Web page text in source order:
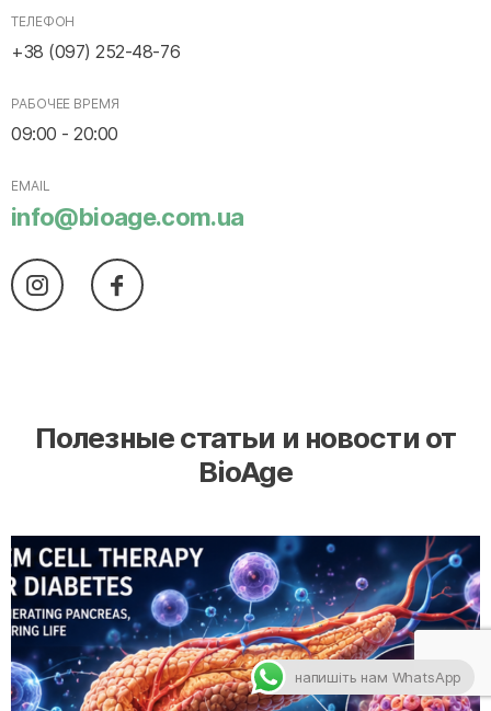
ТЕЛЕФОН
+38 (097) 252-48-76
РАБОЧЕЕ ВРЕМЯ
09:00 - 20:00
EMAIL
info@bioage.com.ua
Полезные статьи и новости от
BioAge
напишіть нам WhatsApp